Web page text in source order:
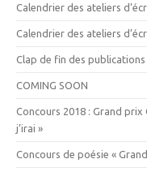
Calendrier des ateliers
Calendrier des ateliers
Clap de fin des
COMING SOON
Concours 2018 : Grand prix
j’irai »
Concours de poésie «